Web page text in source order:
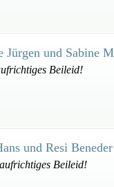
Jürgen und Sabine
Beileid!
und Resi
Beileid!